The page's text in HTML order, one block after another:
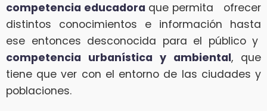
competencia educadora que permita ofrecer
distintos conocimientos e información hasta
ese entonces desconocida para el público y
competencia urbanística y ambiental, que
tiene que ver con el entorno de las ciudades y
poblaciones.